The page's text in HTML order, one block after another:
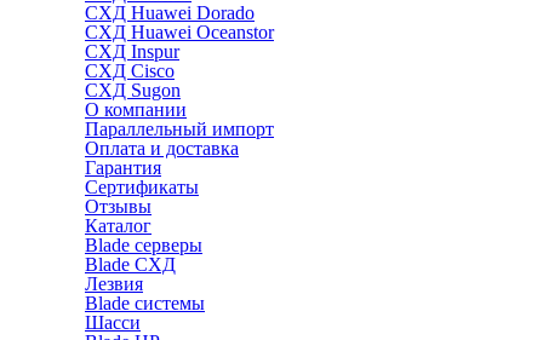
СХД Huawei Dorado
СХД Huawei Oceanstor
СХД Inspur
СХД Cisco
СХД Sugon
О компании
Параллельный импорт
Оплата и доставка
Гарантия
Сертификаты
Отзывы
Каталог
Blade серверы
Blade СХД
Лезвия
Blade системы
Шасси